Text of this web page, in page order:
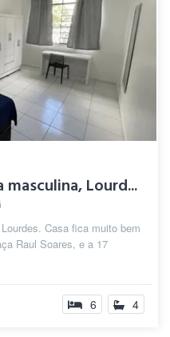
Lourd...
Casa fica muito bem
Raul Soares, e a 17
6 4